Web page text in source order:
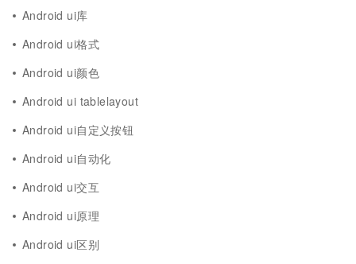
Android ui库
Android ui格式
Android ui颜色
Android ui tablelayout
Android ui自定义按钮
Android ui自动化
Android ui交互
Android ui原理
Android ui区别